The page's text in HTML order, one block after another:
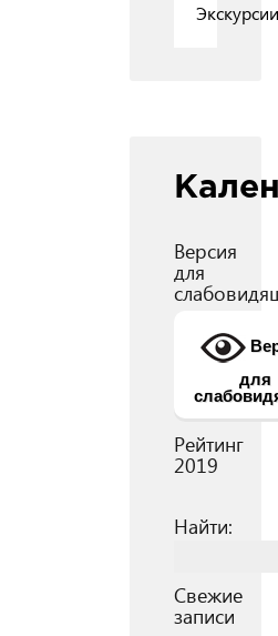
Экскурсии
Версия
для
для
Рейтинг
2019
Найти:
Свежие
записи